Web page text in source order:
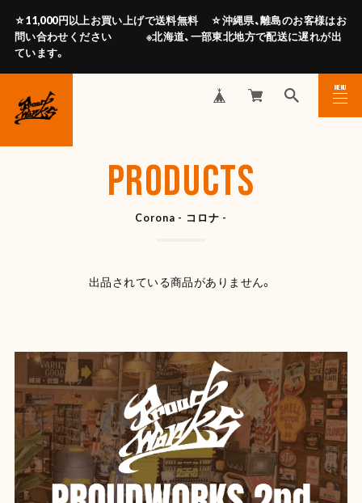
☆11,000円以上お買い上げで送料無料 ☆沖縄県、離島のお客様はお
問い合わせください ※北海道、一部東北地方で配送に遅れが出
ています。
MENU
CLOSE
PRODUCTS
Corona - コロナ -
出品されている商品がありません。